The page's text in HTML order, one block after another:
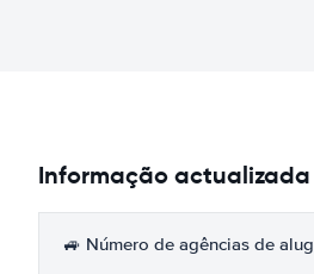
Informação
🚙 Número de agências de